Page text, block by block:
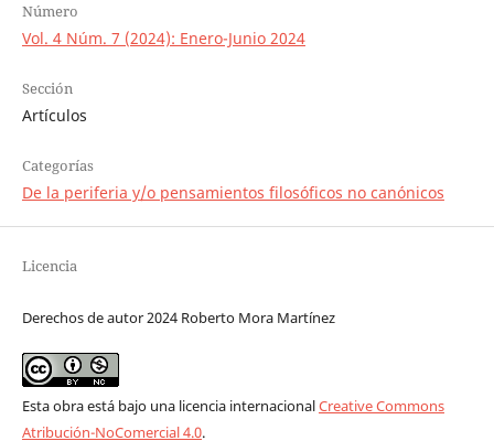
Número
Vol. 4 Núm. 7 (2024): Enero-Junio 2024
Sección
Artículos
Categorías
De la periferia y/o pensamientos filosóficos no canónicos
Licencia
Derechos de autor 2024 Roberto Mora Martínez
Esta obra está bajo una licencia internacionalCreative Commons
Atribución-NoComercial 4.0.